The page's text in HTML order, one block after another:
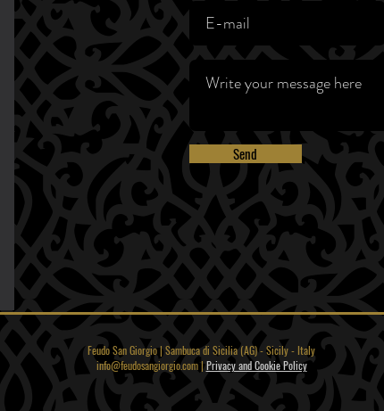
Send
Feudo San Giorgio | Sambuca di Sicilia (AG) - Sicily - Italy
info@feudosangiorgio.com| Privacy and Cookie Policy